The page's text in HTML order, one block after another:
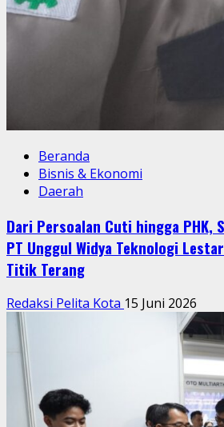
Beranda
Bisnis & Ekonomi
Daerah
Dari Persoalan Cuti hingga PHK,
PT Unggul Widya Teknologi
Titik Terang
Redaksi Pelita Kota 15 Juni 2026